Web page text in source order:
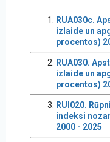
RUA030c.
izlaide un
procentos)
RUA030.
izlaide un
procentos)
RUI020.
indeksi
2000 - 2025